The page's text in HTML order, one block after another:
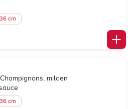
cm
milden
cm